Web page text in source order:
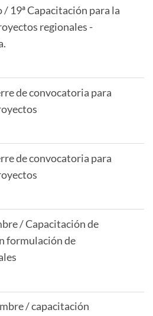
/ 19ª Capacitación para la
regionales -
de convocatoria para
de convocatoria para
/ Capacitación de
formulación de
/ capacitación